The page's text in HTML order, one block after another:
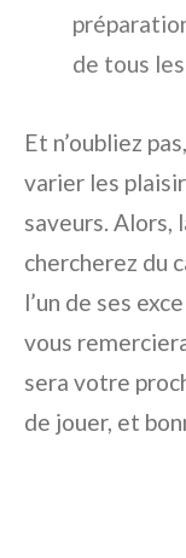
de tous
Et n’oubliez
varier les
saveurs. Alors,
chercherez du
l’un de ses
vous
sera votre
de jouer, et